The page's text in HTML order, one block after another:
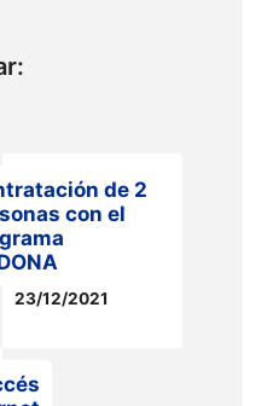
de 2
con el
23/12/2021